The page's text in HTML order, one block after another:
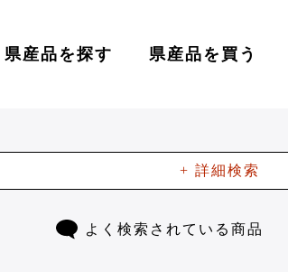
県産品を探す 県産品を買う
+ 詳細検索
よく検索されている商品